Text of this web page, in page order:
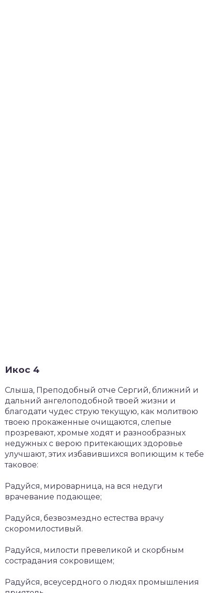
Икос 4
Слыша, Преподобный отче Сергий, ближний и
дальний ангелоподобной твоей жизни и
благодати чудес струю текущую, как молитвою
твоею прокаженные очищаются, слепые
прозревают, хромые ходят и разнообразных
недужных с верою притекающих здоровье
улучшают, этих избавившихся вопиющим к тебе
таковое:
Радуйся, мироварница, на вся недуги
врачевание подающее;
Радуйся, безвозмездно естества врачу
скоромилостивый.
Радуйся, милости превеликой и скорбным
сострадания сокровищем;
Радуйся, всеусердного о людях промышления